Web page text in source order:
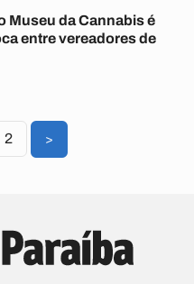
Museu da Cannabis é
entre vereadores de
2 >